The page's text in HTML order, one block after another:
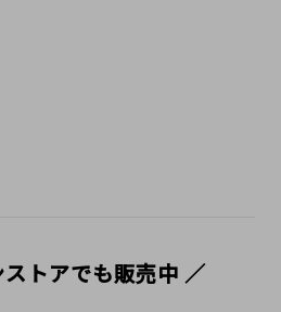
トアでも販売中 ／